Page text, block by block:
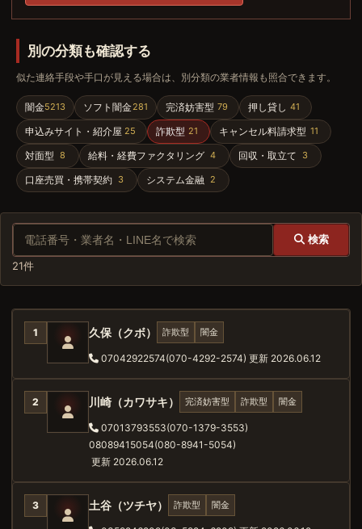
別の分類も確認する
似た連絡手段や手口が見える場合は、別分類の業者情報も照合できます。
闇金5213 ソフト闇金281 完済妨害型 79 押し貸し 41
申込みサイト・紹介屋 25 詐欺型 21 キャンセル料請求型 11
対面型 8 給料・経費ファクタリング 4 回収・取立て 3
口座売買・携帯契約 3 システム金融 2
検索
21件
1 久保（クボ） 詐欺型 闇金
07042922574(070-4292-2574) 更新 2026.06.12
2 川崎（カワサキ） 完済妨害型 詐欺型 闇金
07013793553(070-1379-3553)
08089415054(080-8941-5054)
更新 2026.06.12
3 土谷（ツチヤ） 詐欺型 闇金